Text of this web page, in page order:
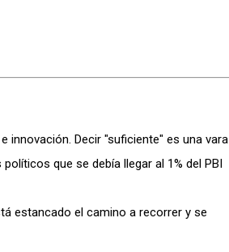
innovación. Decir "suficiente" es una vara
que se debía llegar al 1% del PBI
estancado el camino a recorrer y se